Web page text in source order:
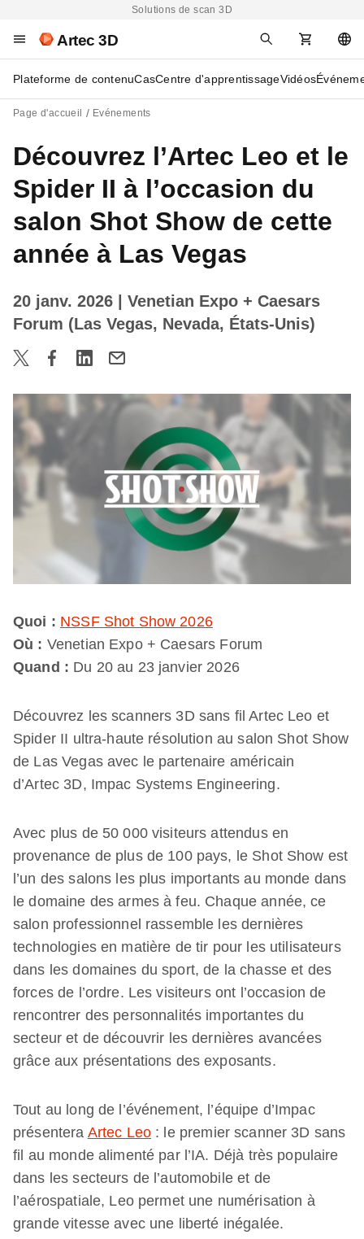
Solutions de scan 3D
Artec 3D
Plateforme de contenuCasCentre d'apprentissageVidéos
Page d'accueil Evénements
Découvrez l’Artec Leo et le
Spider II à l’occasion du
salon Shot Show de cette
année à Las Vegas
20 janv. 2026
| Venetian Expo + Caesars
Forum (Las Vegas, Nevada, États-Unis)
Quoi : NSSF Shot Show 2026
Où : Venetian Expo + Caesars Forum
Quand : Du 20 au 23 janvier 2026
Découvrez les scanners 3D sans fil Artec Leo et
Spider II ultra-haute résolution au salon Shot Show
de Las Vegas avec le partenaire américain
d’Artec 3D, Impac Systems Engineering.
Avec plus de 50 000 visiteurs attendus en
provenance de plus de 100 pays, le Shot Show est
l’un des salons les plus importants au monde dans
le domaine des armes à feu. Chaque année, ce
salon professionnel rassemble les dernières
technologies en matière de tir pour les utilisateurs
dans les domaines du sport, de la chasse et des
forces de l’ordre. Les visiteurs ont l’occasion de
rencontrer des personnalités importantes du
secteur et de découvrir les dernières avancées
grâce aux présentations des exposants.
Tout au long de l’événement, l’équipe d’Impac
présentera Artec Leo : le premier scanner 3D sans
fil au monde alimenté par l’IA. Déjà très populaire
dans les secteurs de l’automobile et de
l’aérospatiale, Leo permet une numérisation à
grande vitesse avec une liberté inégalée.